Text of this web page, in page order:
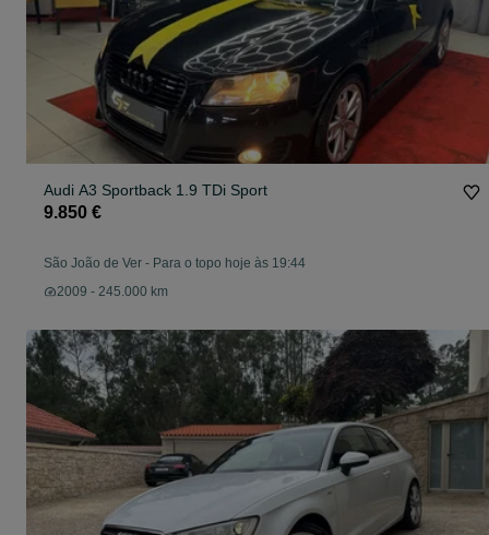
Audi A3 Sportback 1.9 TDi Sport
9.850 €
São João de Ver - Para o topo hoje às 19:44
2009 - 245.000 km